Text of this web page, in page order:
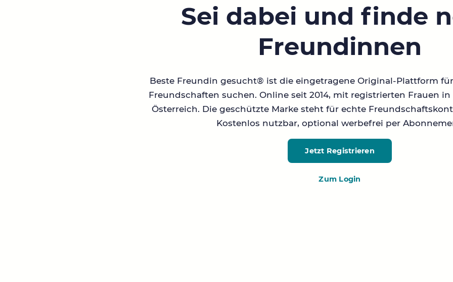
Sei dabei und finde
Freundinnen
Beste Freundin gesucht® ist die eingetragene Original-Plattform
Freundschaften suchen. Online seit 2014, mit registrierten Frauen
Österreich. Die geschützte Marke steht für echte
Kostenlos nutzbar, optional werbefrei per
Jetzt Registrieren
Zum Login